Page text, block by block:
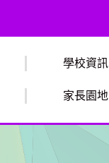
學校資訊
家長園地